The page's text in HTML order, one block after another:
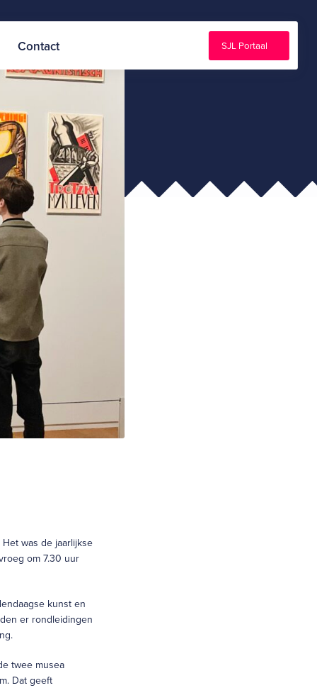
Contact SJL Portaal
was de jaarlijkse
om 7.30 uur
kunst en
er rondleidingen
twee musea
Dat geeft